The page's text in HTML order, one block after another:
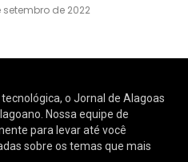
setembro de 2022
o Jornal de Alagoas
Nossa equipe de
para levar até você
sobre os temas que mais